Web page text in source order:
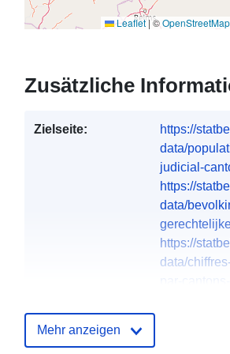
Leaflet|©OpenStreetMap
Zusätzliche
Zielseite:
https://
data/
judicial-
https://
data/
https://
data/
Sprachen:
Mehr anzeigen